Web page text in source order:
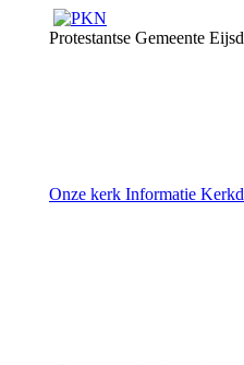
Protestantse Gemeente
Onze kerk Informatie